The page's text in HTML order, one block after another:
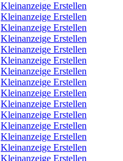
Kleinanzeige Erstellen
Kleinanzeige Erstellen
Kleinanzeige Erstellen
Kleinanzeige Erstellen
Kleinanzeige Erstellen
Kleinanzeige Erstellen
Kleinanzeige Erstellen
Kleinanzeige Erstellen
Kleinanzeige Erstellen
Kleinanzeige Erstellen
Kleinanzeige Erstellen
Kleinanzeige Erstellen
Kleinanzeige Erstellen
Kleinanzeige Erstellen
Kleinanzeige Erstellen